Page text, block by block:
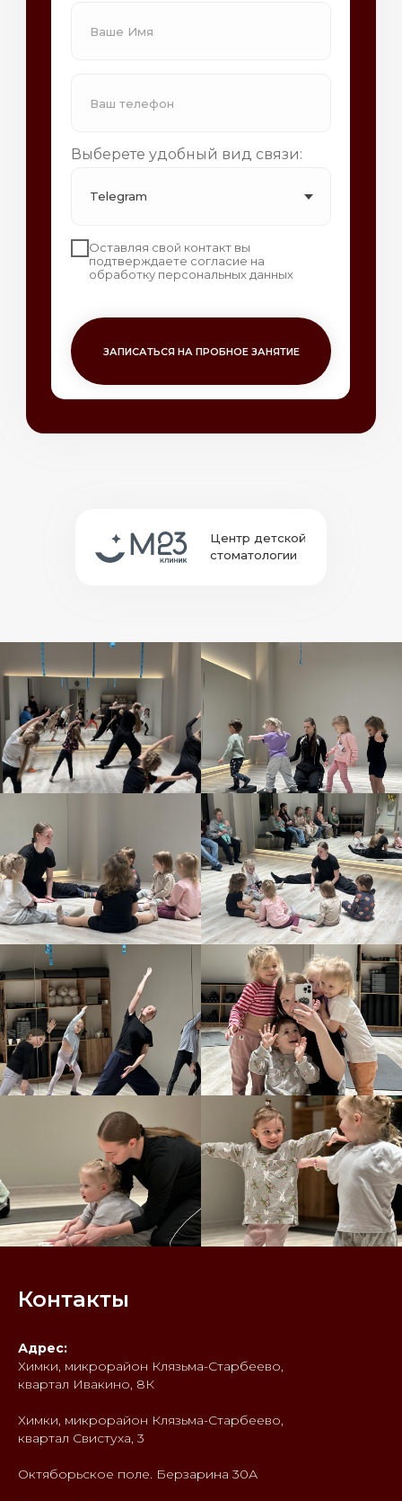
Выберете удобный вид связи:
Оставляя свой контакт вы
подтверждаете согласие на
обработку персональных данных
ЗАПИСАТЬСЯ НА ПРОБНОЕ ЗАНЯТИЕ
Центр детской
стоматологии
Контакты
Адрес:
Химки, микрорайон Клязьма-Старбеево,
квартал Ивакино, 8К
Химки, микрорайон Клязьма-Старбеево,
квартал Свистуха, 3
Октяборьское поле. Берзарина 30А